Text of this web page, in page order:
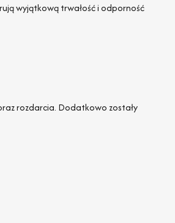
wyjątkową trwałość i odporność
rozdarcia. Dodatkowo zostały